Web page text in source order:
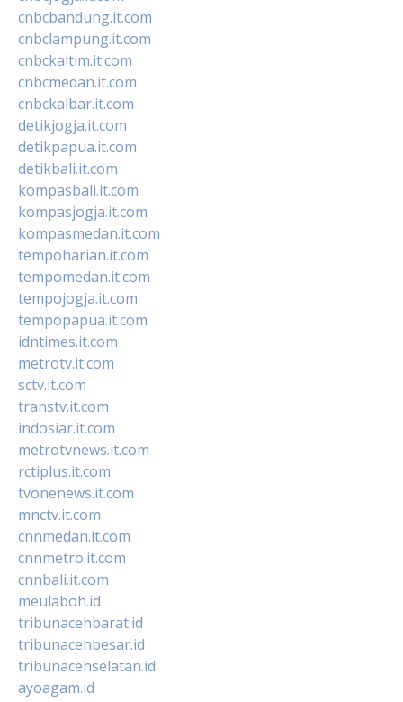
cnbcbandung.it.com
cnbclampung.it.com
cnbckaltim.it.com
cnbcmedan.it.com
cnbckalbar.it.com
detikjogja.it.com
detikpapua.it.com
detikbali.it.com
kompasbali.it.com
kompasjogja.it.com
kompasmedan.it.com
tempoharian.it.com
tempomedan.it.com
tempojogja.it.com
tempopapua.it.com
idntimes.it.com
metrotv.it.com
sctv.it.com
transtv.it.com
indosiar.it.com
metrotvnews.it.com
rctiplus.it.com
tvonenews.it.com
mnctv.it.com
cnnmedan.it.com
cnnmetro.it.com
cnnbali.it.com
meulaboh.id
tribunacehbarat.id
tribunacehbesar.id
tribunacehselatan.id
ayoagam.id